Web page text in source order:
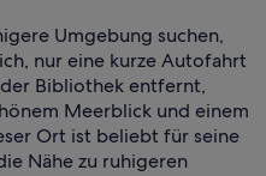
Umgebung suchen,
nur eine kurze Autofahrt
Bibliothek entfernt,
Meerblick und einem
Ort ist beliebt für seine
Nähe zu ruhigeren